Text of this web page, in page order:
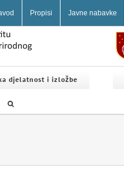
Propisi Javne nabavke
djelatnost i izložbe